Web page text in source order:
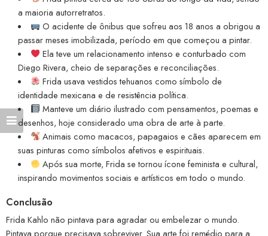
a maioria autorretratos.
O acidente de ônibus que sofreu aos 18 anos a obrigou a
passar meses imobilizada, período em que começou a pintar.
Ela teve um relacionamento intenso e conturbado com
Diego Rivera, cheio de separações e reconciliações.
Frida usava vestidos tehuanos como símbolo de
identidade mexicana e de resistência política.
Manteve um diário ilustrado com pensamentos, poemas e
desenhos, hoje considerado uma obra de arte à parte.
Animais como macacos, papagaios e cães aparecem em
suas pinturas como símbolos afetivos e espirituais.
Após sua morte, Frida se tornou ícone feminista e cultural,
inspirando movimentos sociais e artísticos em todo o mundo.
Conclusão
Frida Kahlo não pintava para agradar ou embelezar o mundo.
Pintava porque precisava sobreviver. Sua arte foi remédio para a